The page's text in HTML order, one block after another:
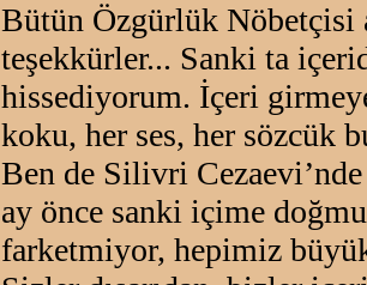
Bütün Özgürlük Nöbetçisi
teşekkürler... Sanki ta
hissediyorum. İçeri
koku, her ses, her sözcük
Ben de Silivri
ay önce sanki içime
farketmiyor, hepimiz